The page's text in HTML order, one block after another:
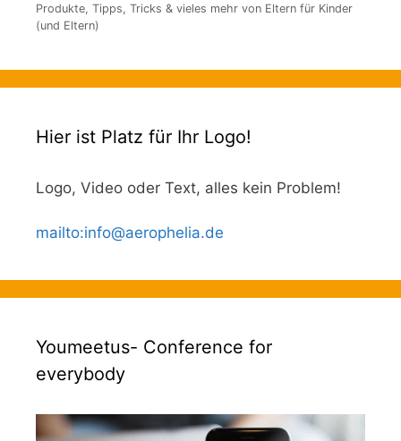
Produkte, Tipps, Tricks & vieles mehr von Eltern für Kinder
(und Eltern)
Hier ist Platz für Ihr Logo!
Logo, Video oder Text, alles kein Problem!
mailto:info@aerophelia.de
Youmeetus- Conference for
everybody